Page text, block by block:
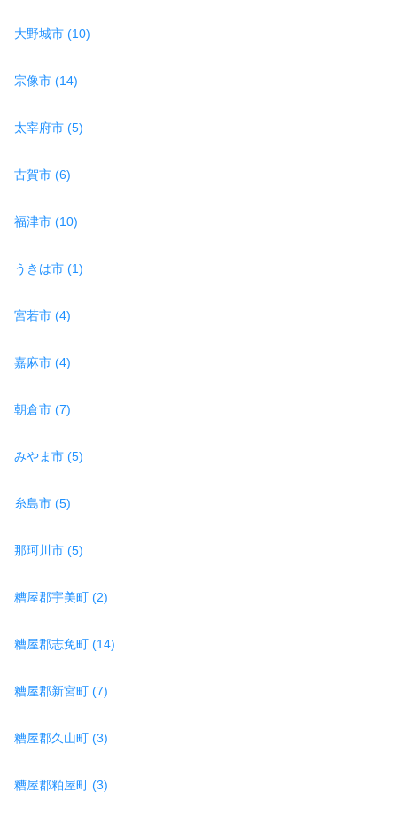
大野城市 (10)
宗像市 (14)
太宰府市 (5)
古賀市 (6)
福津市 (10)
うきは市 (1)
宮若市 (4)
嘉麻市 (4)
朝倉市 (7)
みやま市 (5)
糸島市 (5)
那珂川市 (5)
糟屋郡宇美町 (2)
糟屋郡志免町 (14)
糟屋郡新宮町 (7)
糟屋郡久山町 (3)
糟屋郡粕屋町 (3)